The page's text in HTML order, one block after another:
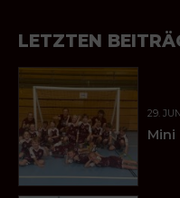
LETZTEN
29.
Mini